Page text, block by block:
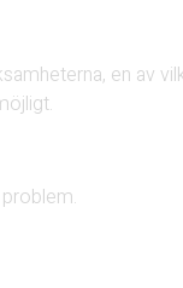
en av